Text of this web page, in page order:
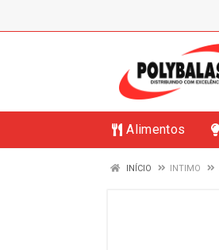
Alimentos
INÍCIO INTIMO